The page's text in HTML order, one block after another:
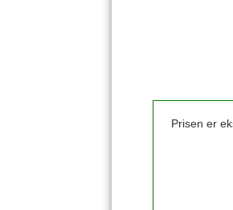
Prisen er